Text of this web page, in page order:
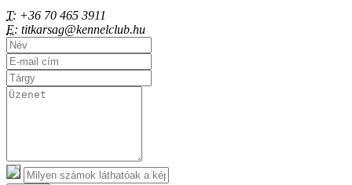
T: +36 70 465 3911
E: titkarsag@kennelclub.hu